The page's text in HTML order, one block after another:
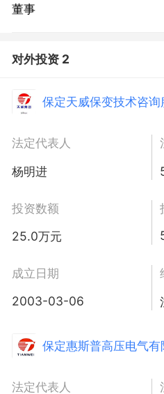
董事
对外投资 2
保定天威保变技术咨询
法定代表人
杨明进
投资数额
25.0万元
成立日期
2003-03-06
保定惠斯普高压电气有
法定代表人